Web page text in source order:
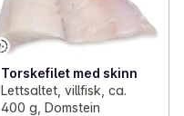
Torskefilet med skinn
Lettsaltet, villfisk, ca.
400 g, Domstein